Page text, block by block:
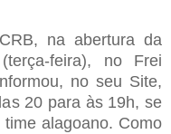
na abertura da
feira), no Frei
no seu Site,
20 para às 19h, se
alagoano. Como